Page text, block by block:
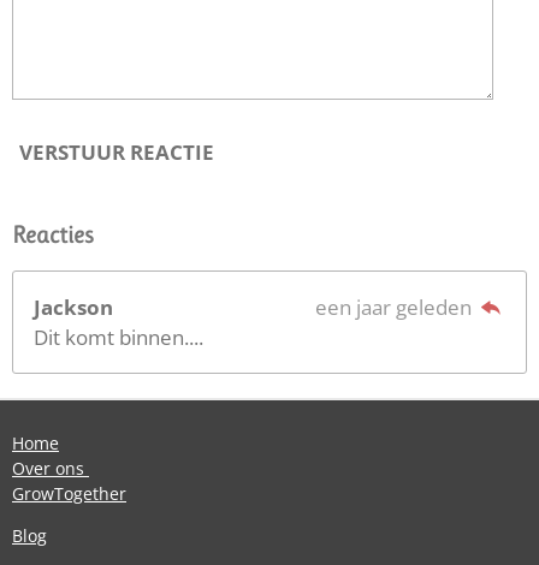
VERSTUUR REACTIE
Reacties
Jackson
een jaar geleden
Dit komt binnen....
Home
Over ons
GrowTogether
Blog